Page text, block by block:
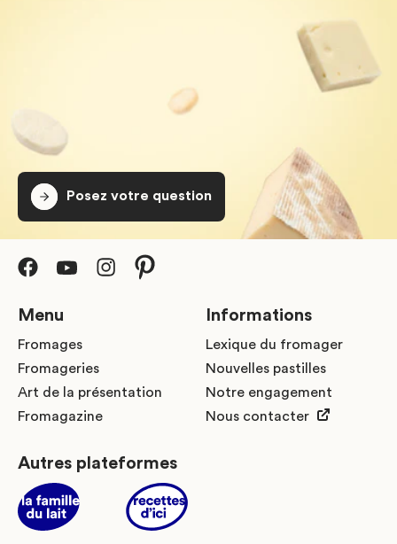
Posez votre question
Menu
Fromages
Fromageries
Art de la présentation
Fromagazine
Informations
Lexique du fromager
Nouvelles pastilles
Notre engagement
Nous contacter
Autres plateformes